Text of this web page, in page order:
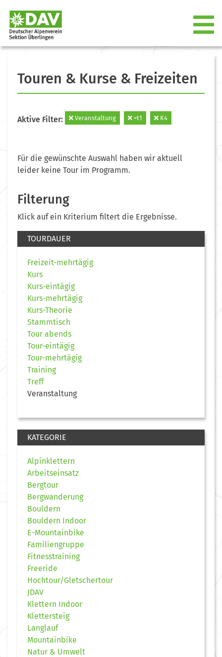
Touren & Kurse & Freizeiten
Aktive Filter: Veranstaltung =t1 K4
Für die gewünschte Auswahl haben wir aktuell
leider keine Tour im Programm.
Filterung
Klick auf ein Kriterium filtert die Ergebnisse.
TOURDAUER
Freizeit-mehrtägig
Kurs
Kurs-eintägig
Kurs-mehrtägig
Kurs-Theorie
Stammtisch
Tour abends
Tour-eintägig
Tour-mehrtägig
Training
Treff
Veranstaltung
KATEGORIE
Alpinklettern
Arbeitseinsatz
Bergtour
Bergwanderung
Bouldern
Bouldern Indoor
E-Mountainbike
Familiengruppe
Fitnesstraining
Freeride
Hochtour/Gletschertour
JDAV
Klettern Indoor
Klettersteig
Langlauf
Mountainbike
Natur & Umwelt